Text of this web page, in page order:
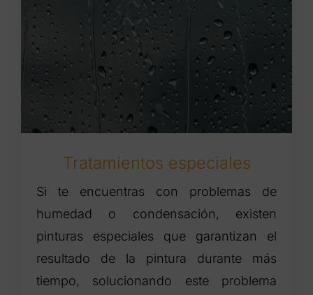
Tratamientos especiales
Si te encuentras con problemas de
humedad o condensación, existen
pinturas especiales que garantizan el
resultado de la pintura durante más
tiempo, solucionando este problema